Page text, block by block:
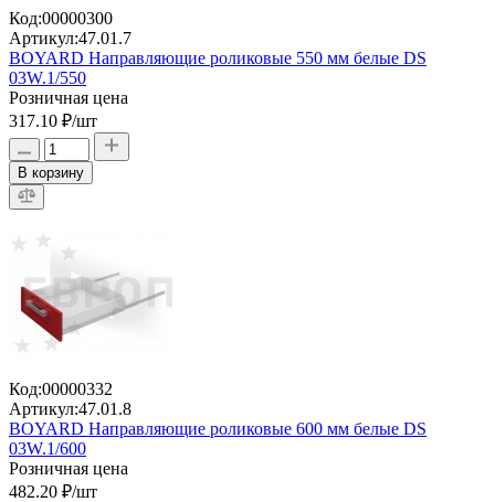
Код:00000300
Артикул:47.01.7
BOYARD Направляющие роликовые 550 мм белые DS
03W.1/550
Розничная цена
317.10 ₽/шт
В корзину
Код:00000332
Артикул:47.01.8
BOYARD Направляющие роликовые 600 мм белые DS
03W.1/600
Розничная цена
482.20 ₽/шт